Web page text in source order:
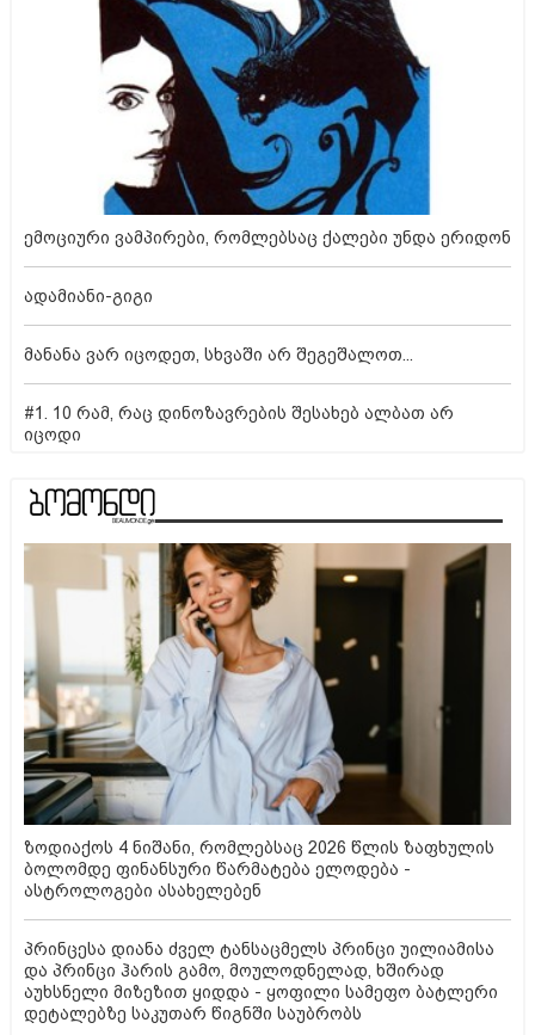
ემოციური ვამპირები, რომლებსაც ქალები უნდა ერიდონ
ადამიანი-გიგი
მანანა ვარ იცოდეთ, სხვაში არ შეგეშალოთ...
#1. 10 რამ, რაც დინოზავრების შესახებ ალბათ არ
იცოდი
ზოდიაქოს 4 ნიშანი, რომლებსაც 2026 წლის ზაფხულის
ბოლომდე ფინანსური წარმატება ელოდება -
ასტროლოგები ასახელებენ
პრინცესა დიანა ძველ ტანსაცმელს პრინცი უილიამისა
და პრინცი ჰარის გამო, მოულოდნელად, ხშირად
აუხსნელი მიზეზით ყიდდა - ყოფილი სამეფო ბატლერი
დეტალებზე საკუთარ წიგნში საუბრობს